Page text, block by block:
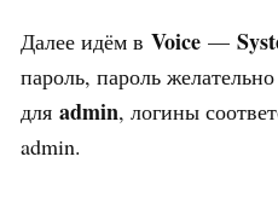
Далее идём в Voice —
пароль, пароль
для admin, логины
admin.